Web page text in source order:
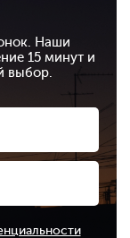
Наши
15 минут и
выбор.